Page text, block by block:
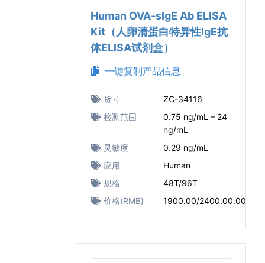
Human OVA-sIgE Ab ELISA
Kit（人卵清蛋白特异性IgE抗
体ELISA试剂盒）
一键复制产品信息
货号
ZC-34116
检测范围
0.75 ng/mL – 24
ng/mL
灵敏度
0.29 ng/mL
应用
Human
规格
48T/96T
价格(RMB)
1900.00/2400.00.00